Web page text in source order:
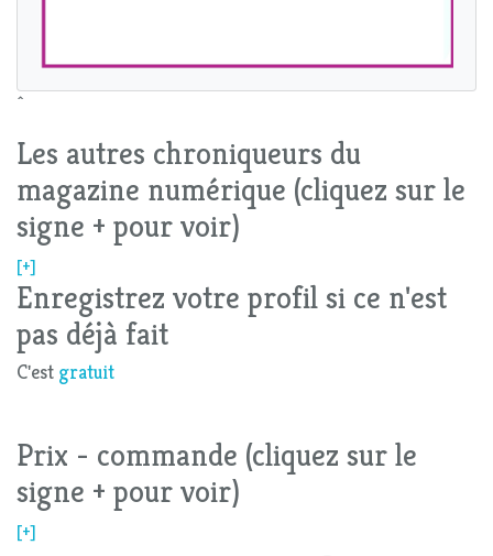
^
Les autres chroniqueurs du
magazine numérique (cliquez sur le
signe + pour voir)
[+]
Enregistrez votre profil si ce n'est
pas déjà fait
C'est gratuit
Prix - commande (cliquez sur le
signe + pour voir)
[+]